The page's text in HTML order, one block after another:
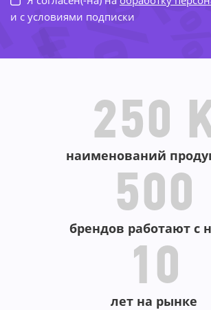
и с условиями подписки
-
-44%
-
250
наименований
500
брендов работают с
10
лет на рынке